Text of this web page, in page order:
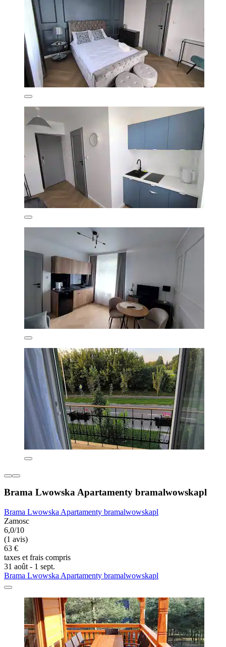
Brama Lwowska Apartamenty bramalwowskapl
Brama Lwowska Apartamenty bramalwowskapl
Zamosc
6,0/10
(1 avis)
63 €
taxes et frais compris
31 août - 1 sept.
Brama Lwowska Apartamenty bramalwowskapl